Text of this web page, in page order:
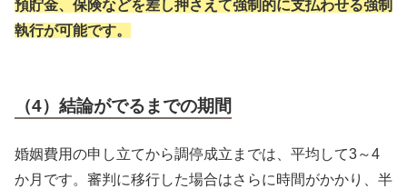
預貯金、保険などを差し押さえて強制的に支払わせる強制
執行が可能です。
（4）結論がでるまでの期間
婚姻費用の申し立てから調停成立までは、平均して3～4
か月です。審判に移行した場合はさらに時間がかかり、半